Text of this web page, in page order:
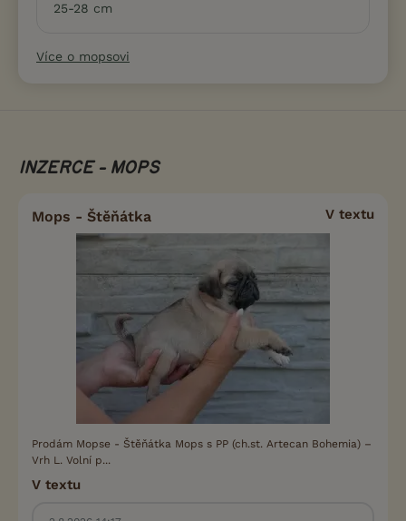
25-28 cm
Více o mopsovi
INZERCE - MOPS
Mops - Štěňátka V textu
Prodám Mopse - Štěňátka Mops s PP (ch.st. Artecan Bohemia) –
Vrh L. Volní p...
V textu